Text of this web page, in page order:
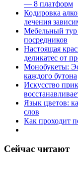
— 8 платформ
Кодировка
лечения
Мебельный тур
посредников
Настоящая
деликатес от
Монобукеты:
каждого бутона
Искусство
Язык цветов:
слов
Как проходит
Сейчас читают